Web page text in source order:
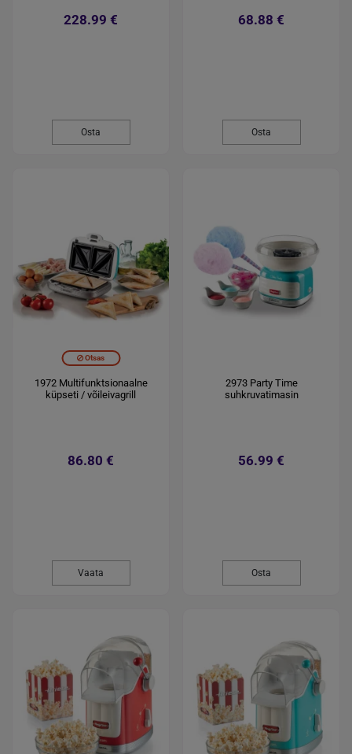
228.99 €
Osta
68.88 €
Osta
Otsas
1972 Multifunktsionaalne
küpseti / võileivagrill
86.80 €
Vaata
2973 Party Time
suhkruvatimasin
56.99 €
Osta